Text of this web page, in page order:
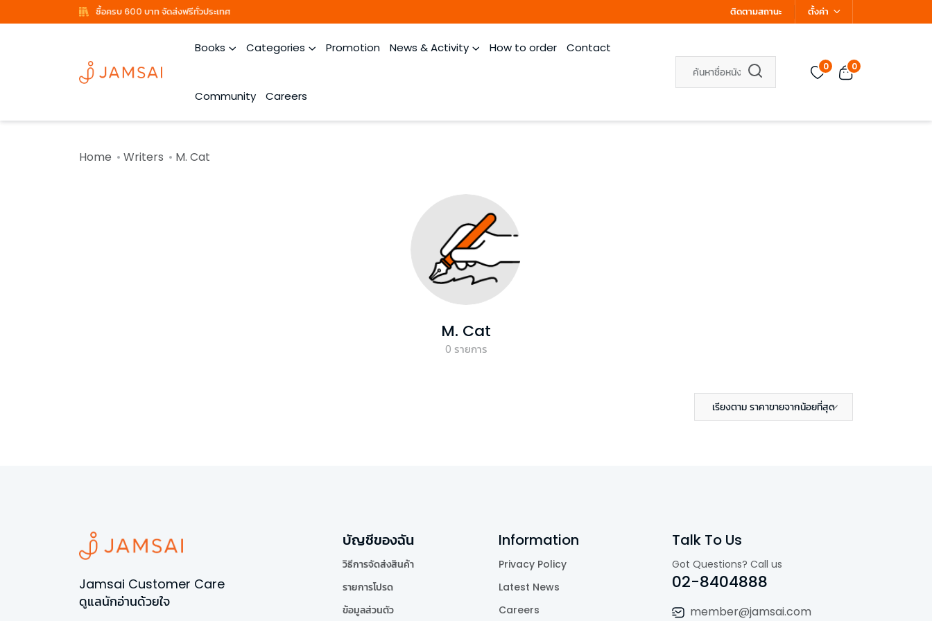
ซื้อครบ 600 บาท จัดส่งฟรีทั่วประเทศ ติดตามสถานะ ตั้งค่า
Books Categories Promotion News & Activity How to order Contact
Community Careers
0 0
Home Writers M. Cat
M. Cat
0 รายการ
เรียงตาม ราคาขายจากน้อยที่สุด
Jamsai Customer Care
ดูแลนักอ่านด้วยใจ
บัญชีของฉัน
วิธีการจัดส่งสินค้า
รายการโปรด
ข้อมูลส่วนตัว
Information
Privacy Policy
Latest News
Careers
Talk To Us
Got Questions? Call us
02-8404888
member@jamsai.com